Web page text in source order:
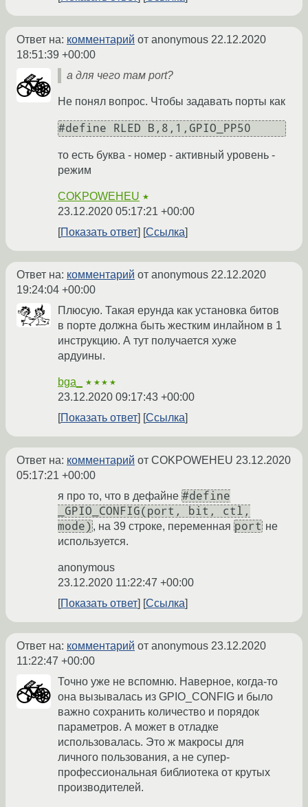
Ответ на: комментарий от anonymous 22.12.2020
18:51:39 +00:00
а для чего там port?
Не понял вопрос. Чтобы задавать порты как
то есть буква - номер - активный уровень -
режим
COKPOWEHEU ★
23.12.2020 05:17:21 +00:00
Показать ответ
Ссылка
Ответ на: комментарий от anonymous 22.12.2020
19:24:04 +00:00
Плюсую. Такая ерунда как установка битов
в порте должна быть жестким инлайном в 1
инструкцию. А тут получается хуже
ардуины.
bga_ ★★★★
23.12.2020 09:17:43 +00:00
Показать ответ
Ссылка
Ответ на: комментарий от COKPOWEHEU 23.12.2020
05:17:21 +00:00
я про то, что в дефайне #define
_GPIO_CONFIG(port, bit, ctl,
mode) , на 39 строке, переменная port не
используется.
anonymous
23.12.2020 11:22:47 +00:00
Показать ответ
Ссылка
Ответ на: комментарий от anonymous 23.12.2020
11:22:47 +00:00
Точно уже не вспомню. Наверное, когда-то
она вызывалась из GPIO_CONFIG и было
важно сохранить количество и порядок
параметров. А может в отладке
использовалась. Это ж макросы для
личного пользования, а не супер-
профессиональная библиотека от крутых
производителей.